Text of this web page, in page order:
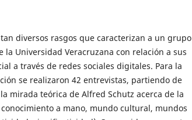
diversos rasgos que caracterizan a un grupo
la Universidad Veracruzana con relación a sus
a través de redes sociales digitales. Para la
se realizaron 42 entrevistas, partiendo de
mirada teórica de Alfred Schutz acerca de la
a mano, mundo cultural, mundos